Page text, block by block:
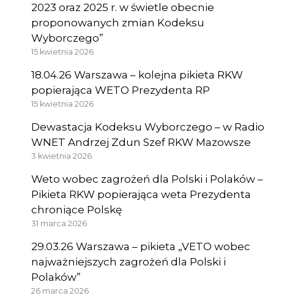
2023 oraz 2025 r. w świetle obecnie
proponowanych zmian Kodeksu
Wyborczego”
15 kwietnia 2026
18.04.26 Warszawa – kolejna pikieta RKW
popierająca WETO Prezydenta RP
15 kwietnia 2026
Dewastacja Kodeksu Wyborczego – w Radio
WNET Andrzej Zdun Szef RKW Mazowsze
3 kwietnia 2026
Weto wobec zagrożeń dla Polski i Polaków –
Pikieta RKW popierająca weta Prezydenta
chroniące Polskę
31 marca 2026
29.03.26 Warszawa – pikieta „VETO wobec
najważniejszych zagrożeń dla Polski i
Polaków”
26 marca 2026